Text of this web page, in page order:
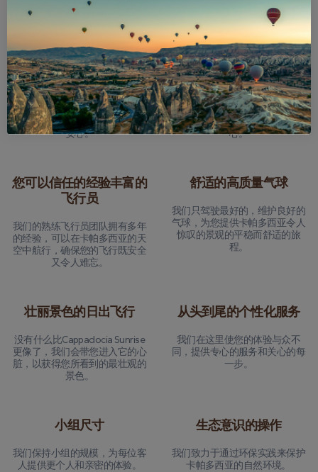
为什么选择我们？
24小时退款保证
如果您需要在旅行前24小时取
消，我们可以通过全额退款选择
安心。
全面的旅游保险
每次飞行都是完全保险的，因此
您可以专注于享受体验而不会担
心。
您可以信任的经验丰富的
飞行员
我们的熟练飞行员团队拥有多年
的经验，可以在卡帕多西亚的天
空中航行，确保您的飞行既安全
又令人难忘。
舒适的高质量气球
我们只驾驶最好的，维护良好的
气球，为您提供卡帕多西亚令人
惊叹的景观的平稳而舒适的旅
程。
壮丽景色的日出飞行
没有什么比Cappadocia Sunrise
更像了，我们会带您进入它的心
脏，以获得您所看到的最壮观的
景色。
从头到尾的个性化服务
我们在这里使您的体验与众不
同，提供专心的服务和关心的每
一步。
小组尺寸
我们保持小组的规模，为每位客
人提供更个人和亲密的体验。
生态意识的操作
我们致力于通过环保实践来保护
卡帕多西亚的自然环境。